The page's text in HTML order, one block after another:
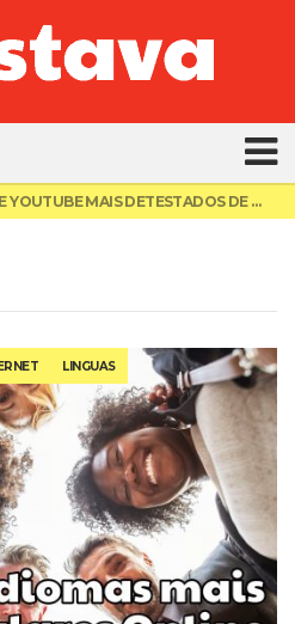
MAIS BONITAS DO ALGARVE
OS VÍDEOS DE YOUTUBE MAIS DETESTADOS DE SEMPRE
DE ANIME MAIS GIRAS
LINGUAS